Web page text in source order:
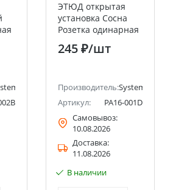
Electric (ранее Schneider Electric)
ЭТЮД открытая
установка Сосна
Розетка одинарная
без заземления
Systeme Electric
245 ₽/шт
Производитель:Systeme
Артикул:
PA16-001D
Самовывоз:
10.08.2026
Доставка:
11.08.2026
В наличии